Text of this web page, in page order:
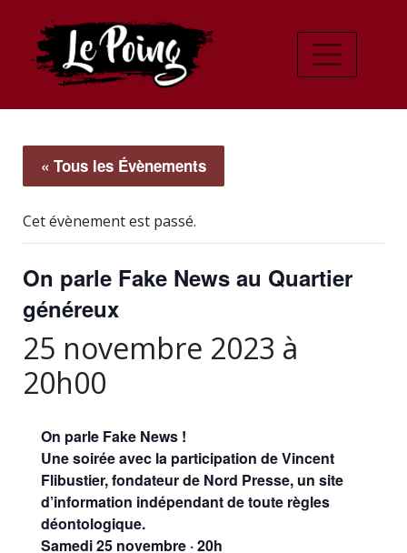
« Tous les Évènements
Cet évènement est passé.
On parle Fake News au Quartier
généreux
25 novembre 2023 à
20h00
On parle Fake News !
Une soirée avec la participation de Vincent
Flibustier, fondateur de Nord Presse, un site
d’information indépendant de toute règles
déontologique.
Samedi 25 novembre · 20h